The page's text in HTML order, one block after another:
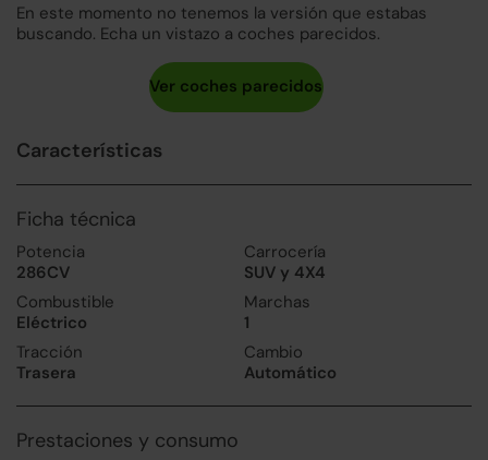
En este momento no tenemos la versión que estabas
buscando. Echa un vistazo a coches parecidos.
Características
Ficha técnica
Potencia
286CV
Carrocería
SUV y 4X4
Combustible
Eléctrico
Marchas
1
Tracción
Trasera
Cambio
Automático
Prestaciones y consumo